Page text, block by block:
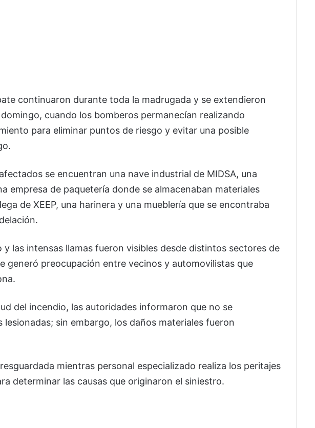
continuaron durante toda la madrugada y se extendieron
cuando los bomberos permanecían realizando
para eliminar puntos de riesgo y evitar una posible
se encuentran una nave industrial de MIDSA, una
empresa de paquetería donde se almacenaban materiales
de XEEP, una harinera y una mueblería que se encontraba
y las intensas llamas fueron visibles desde distintos sectores de
generó preocupación entre vecinos y automovilistas que
del incendio, las autoridades informaron que no se
lesionadas; sin embargo, los daños materiales fueron
mientras personal especializado realiza los peritajes
determinar las causas que originaron el siniestro.